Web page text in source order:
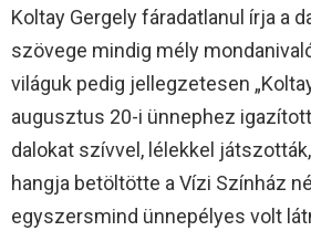
Koltay Gergely fáradatlanul írja a
szövege mindig mély
világuk pedig jellegzetesen
augusztus 20-i ünnephez
dalokat szívvel, lélekkel
hangja betöltötte a Vízi Színház
egyszersmind ünnepélyes volt